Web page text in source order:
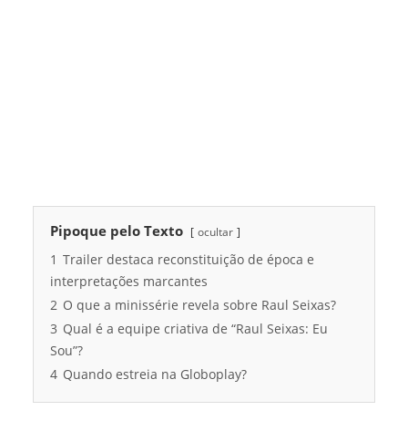
Pipoque pelo Texto ocultar
1 Trailer destaca reconstituição de época e
interpretações marcantes
2 O que a minissérie revela sobre Raul Seixas?
3 Qual é a equipe criativa de “Raul Seixas: Eu
Sou”?
4 Quando estreia na Globoplay?